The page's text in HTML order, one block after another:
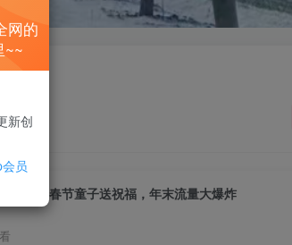
爆炸
领域，春节童子送祝福，年末流量大爆炸
网的
~~
新创
员